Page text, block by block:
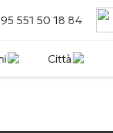
551 50 18 84
Città